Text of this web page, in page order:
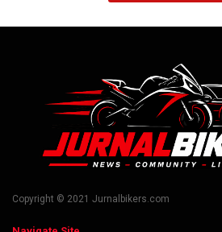
Copyright © 2021 Jurnalbikers.com